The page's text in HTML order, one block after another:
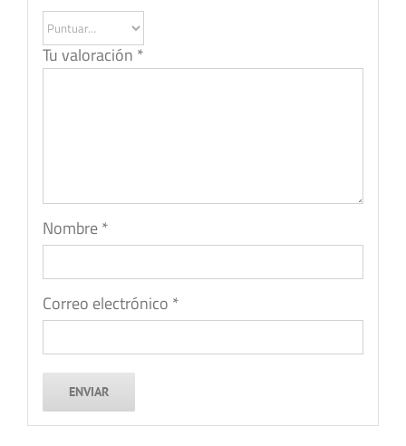
Tu valoración *
Nombre*
Correo electrónico *